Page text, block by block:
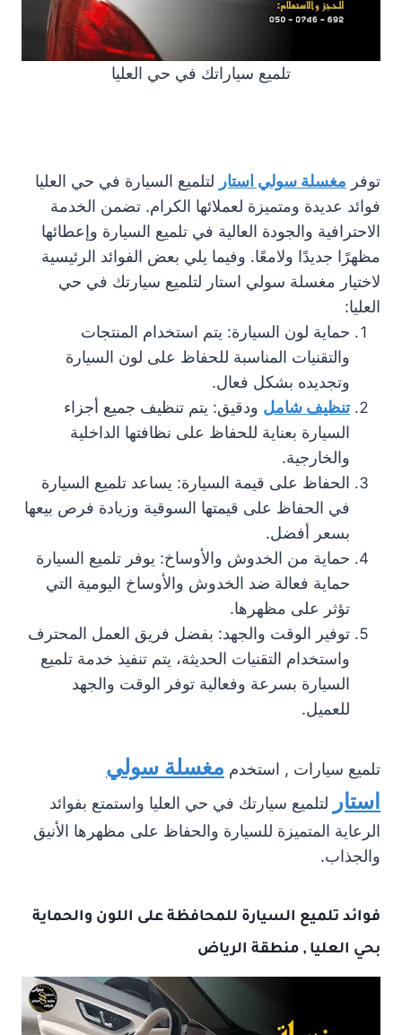
تلميع سياراتك في حي العليا
توفر مغسلة سولي استار لتلميع السيارة في حي العليا
فوائد عديدة ومتميزة لعملائها الكرام. تضمن الخدمة
الاحترافية والجودة العالية في تلميع السيارة وإعطائها
مظهرًا جديدًا ولامعًا. وفيما يلي بعض الفوائد الرئيسية
لاختيار مغسلة سولي استار لتلميع سيارتك في حي
العليا:
حماية لون السيارة: يتم استخدام المنتجات
والتقنيات المناسبة للحفاظ على لون السيارة
وتجديده بشكل فعال.
تنظيف شامل ودقيق: يتم تنظيف جميع أجزاء
السيارة بعناية للحفاظ على نظافتها الداخلية
والخارجية.
الحفاظ على قيمة السيارة: يساعد تلميع السيارة
في الحفاظ على قيمتها السوقية وزيادة فرص بيعها
بسعر أفضل.
حماية من الخدوش والأوساخ: يوفر تلميع السيارة
حماية فعالة ضد الخدوش والأوساخ اليومية التي
تؤثر على مظهرها.
توفير الوقت والجهد: بفضل فريق العمل المحترف
واستخدام التقنيات الحديثة، يتم تنفيذ خدمة تلميع
السيارة بسرعة وفعالية توفر الوقت والجهد
للعميل.
تلميع سيارات , استخدم مغسلة سولي
استار
لتلميع سيارتك في حي العليا واستمتع بفوائد
الرعاية المتميزة للسيارة والحفاظ على مظهرها الأنيق
والجذاب.
فوائد تلميع السيارة للمحافظة على اللون والحماية
بحي العليا , منطقة الرياض